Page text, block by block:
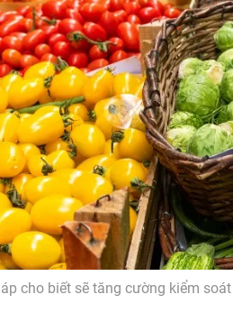
cho biết sẽ tăng cường kiểm